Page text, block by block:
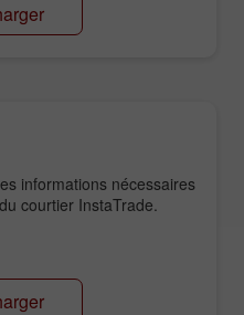
informations nécessaires
courtier InstaTrade.